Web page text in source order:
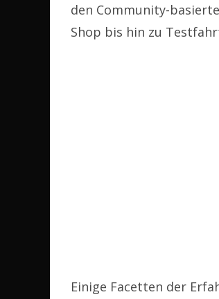
den Community-
Shop bis hin zu
Einige Facetten der